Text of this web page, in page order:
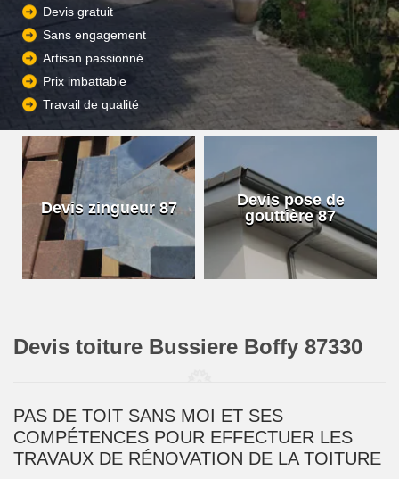
Devis gratuit
Sans engagement
Artisan passionné
Prix imbattable
Travail de qualité
Devis zingueur 87
Devis pose de
gouttière 87
Devis toiture Bussiere Boffy 87330
PAS DE TOIT SANS MOI ET SES
COMPÉTENCES POUR EFFECTUER LES
TRAVAUX DE RÉNOVATION DE LA TOITURE